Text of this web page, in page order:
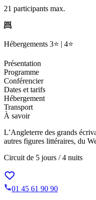
21 participants max.
Hébergements 3⭐️ | 4⭐️
Présentation
Programme
Conférencier
Dates et tarifs
Hébergement
Transport
À savoir
L’Angleterre des grands
autres figures littéraires, du
Circuit de 5 jours / 4 nuits
01 45 61 90 90